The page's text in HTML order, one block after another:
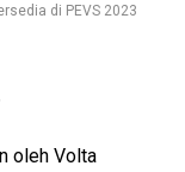
di PEVS 2023
oleh Volta